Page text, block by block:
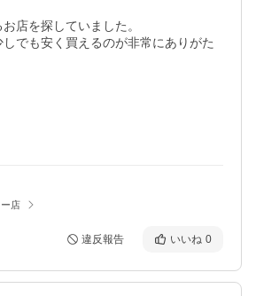
店を探していました。
でも安く買えるのが非常にありがた
店
違反報告 いいね 0